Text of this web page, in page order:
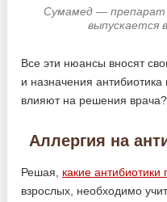
Сумамед — препарат
выпускается
Все эти нюансы вносят
и назначения
влияют на решения врача?
Аллергия на
Решая, какие
взрослых, необходимо